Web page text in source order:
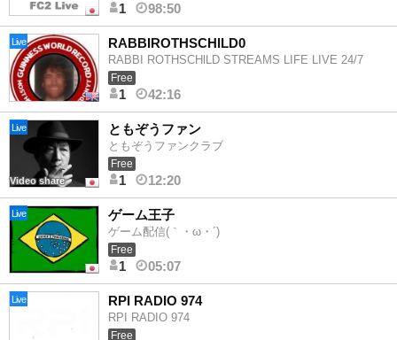
1 98:50
Live RABBIROTHSCHlLD0
RABBI ROTHSCHlLD STREAMS LIFE LIVE 24/7
Free
1 42:16
Live
Video share
ともぞうファン
ともぞうファンクラブ
Free
1 12:20
Live ゲーム王子
ゲーム配信(｀・ω・´)
Free
1 05:07
Live RPI RADIO 974
RPI RADIO 974
Free